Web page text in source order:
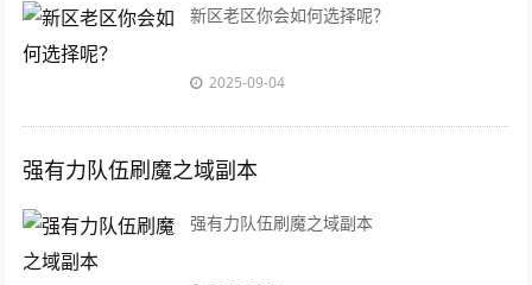
新区老区你会如何选择呢？
2025-09-04
强有力队伍刷魔之域副本
强有力队伍刷魔之域副本